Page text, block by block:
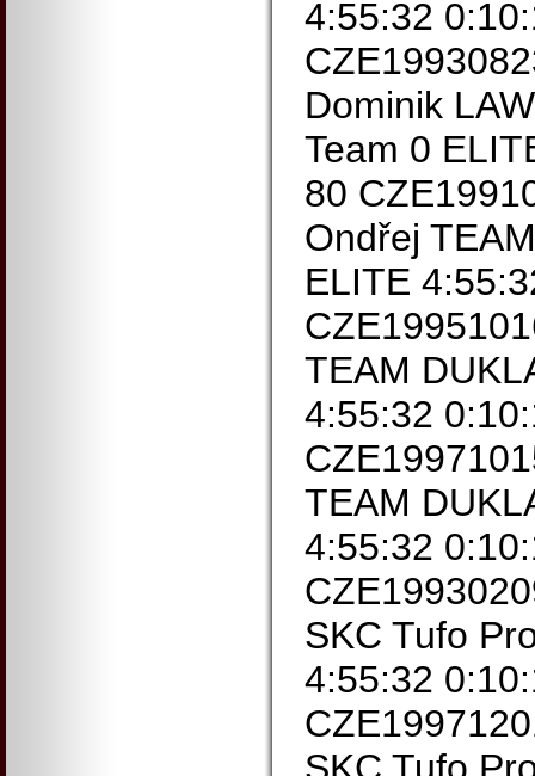
4:55:32
Dominik
Team 0
80
Ondřej
ELITE
TEAM
4:55:32
TEAM
4:55:32
SKC Tufo
4:55:32